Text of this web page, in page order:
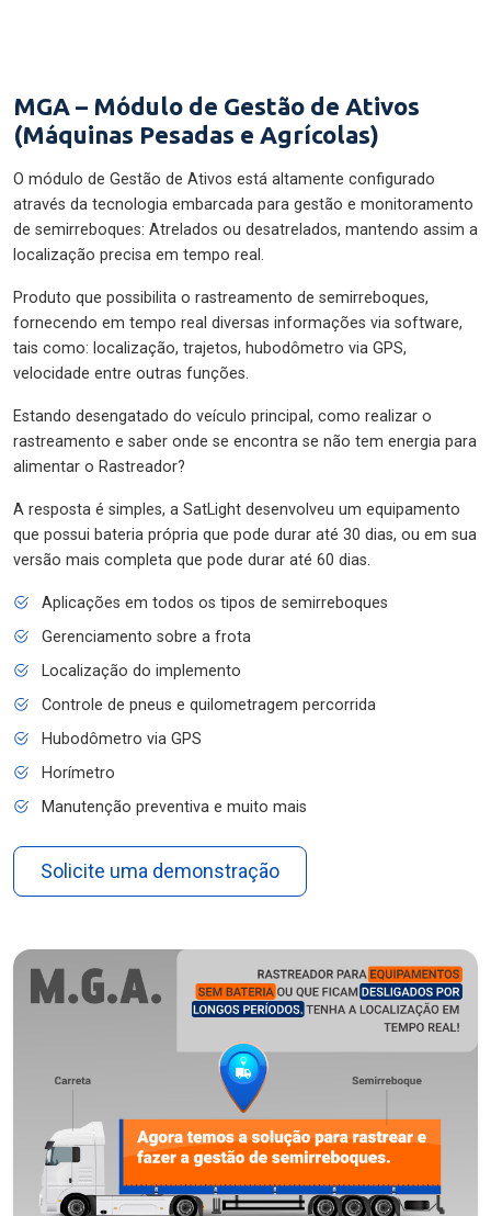
MGA – Módulo de Gestão de Ativos
(Máquinas Pesadas e Agrícolas)
O módulo de Gestão de Ativos está altamente configurado
através da tecnologia embarcada para gestão e monitoramento
de semirreboques: Atrelados ou desatrelados, mantendo assim a
localização precisa em tempo real.
Produto que possibilita o rastreamento de semirreboques,
fornecendo em tempo real diversas informações via software,
tais como: localização, trajetos, hubodômetro via GPS,
velocidade entre outras funções.
Estando desengatado do veículo principal, como realizar o
rastreamento e saber onde se encontra se não tem energia para
alimentar o Rastreador?
A resposta é simples, a SatLight desenvolveu um equipamento
que possui bateria própria que pode durar até 30 dias, ou em sua
versão mais completa que pode durar até 60 dias.
Aplicações em todos os tipos de semirreboques
Gerenciamento sobre a frota
Localização do implemento
Controle de pneus e quilometragem percorrida
Hubodômetro via GPS
Horímetro
Manutenção preventiva e muito mais
Solicite uma demonstração